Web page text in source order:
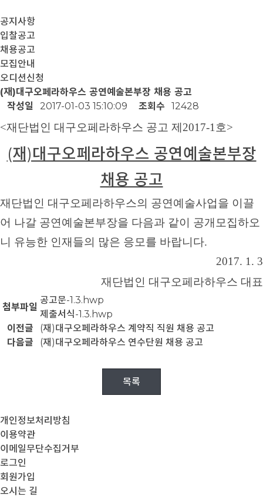
공지사항
입찰공고
채용공고
모집안내
오디션신청
(재)대구오페라하우스 공연예술본부장 채용 공고
작성일
2017-01-03 15:10:09 조회수 12428
<재단법인 대구오페라하우스 공고 제2017-1호>
(재)대구오페라하우스 공연예술본부장
채용 공고
재단법인 대구오페라하우스의 공연예술사업을 이끌
어 나갈 공연예술본부장을 다음과 같이 공개모집하오
니 유능한 인재들의 많은 응모를 바랍니다.
2017. 1. 3
재단법인 대구오페라하우스 대표
첨부파일
공고문-1.3.hwp
제출서식-1.3.hwp
이전글
(재)대구오페라하우스 계약직 직원 채용 공고
다음글
(재)대구오페라하우스 연수단원 채용 공고
목록
개인정보처리방침
이용약관
이메일무단수집거부
로그인
회원가입
오시는 길